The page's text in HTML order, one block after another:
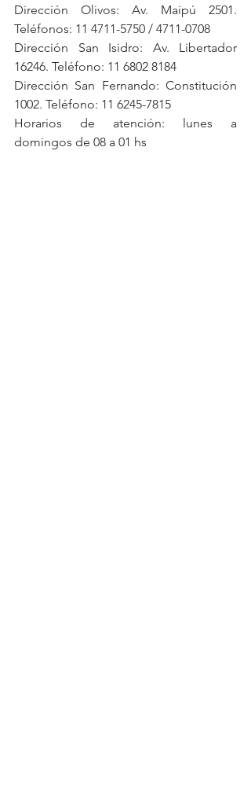
Dirección Olivos: Av. Maipú 2501.
Teléfonos: 11 4711-5750 / 4711-0708
Dirección San Isidro: Av. Libertador
16246. Teléfono: 11 6802 8184
Dirección San Fernando: Constitución
1002. Teléfono: 11 6245-7815
Horarios de atención: lunes a
domingos de 08 a 01 hs